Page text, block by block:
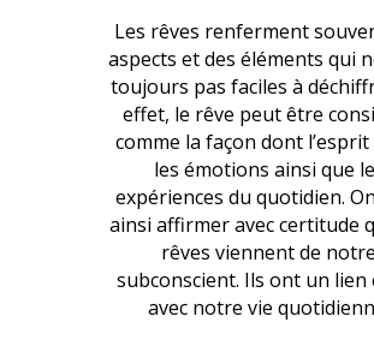
Les rêves renferment
aspects et des éléments qui
toujours pas faciles à
effet, le rêve peut être
comme la façon dont
les émotions ainsi que
expériences du quotidien.
ainsi affirmer avec certitude
rêves viennent de notre
subconscient. Ils ont un
avec notre vie